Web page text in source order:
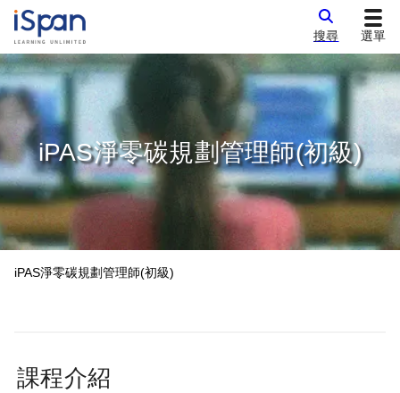
搜尋 選單
iPAS淨零碳規劃管理師(初級)
iPAS淨零碳規劃管理師(初級)
課程介紹